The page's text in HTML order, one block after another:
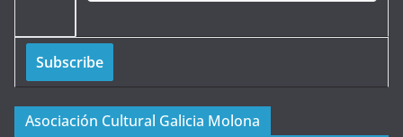
Asociación Cultural Galicia Molona